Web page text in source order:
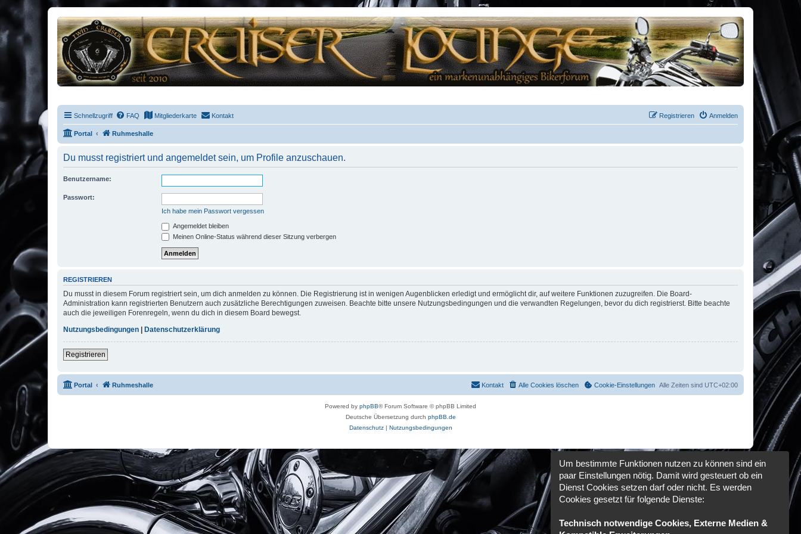
Schnellzugriff FAQ Mitgliederkarte Kontakt Anmelden
Registrieren
Portal Ruhmeshalle
Du musst registriert und angemeldet sein, um Profile anzuschauen.
Benutzername:
Passwort:
Ich habe mein Passwort vergessen
Angemeldet bleiben
Meinen Online-Status während dieser Sitzung verbergen
REGISTRIEREN
Du musst in diesem Forum registriert sein, um dich anmelden zu können. Die Registrierung ist in wenigen Augenblicken erledigt und ermöglicht dir, auf weitere Funktionen zuzugreifen. Die Board-
Administration kann registrierten Benutzern auch zusätzliche Berechtigungen zuweisen. Beachte bitte unsere Nutzungsbedingungen und die verwandten Regelungen, bevor du dich registrierst. Bitte beachte
auch die jeweiligen Forenregeln, wenn du dich in diesem Board bewegst.
Nutzungsbedingungen | Datenschutzerklärung
Registrieren
Portal Ruhmeshalle Alle Zeiten sind UTC+02:00
Cookie-Einstellungen
Alle Cookies löschen
Kontakt
Powered by phpBB® Forum Software © phpBB Limited
Deutsche Übersetzung durch phpBB.de
Datenschutz| Nutzungsbedingungen
Um bestimmte Funktionen nutzen zu können sind ein
paar Einstellungen nötig. Damit wird gesteuert ob ein
Dienst Cookies setzen darf oder nicht. Es werden
Cookies gesetzt für folgende Dienste:
Technisch notwendige Cookies, Externe Medien &